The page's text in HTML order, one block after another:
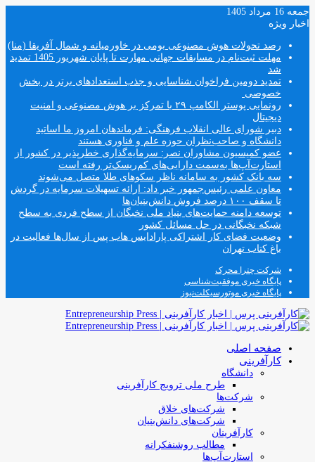
جمعه 16 مرداد 1405
اخبار ویژه
رصد تحولات هوش مصنوعی بومی در خاورمیانه و شمال آفریقا (منا)
مهلت ثبت‌نام در مسابقات جهانی مهارت تا پایان شهریور 1405 تمدید
شد
تمدید دومین فراخوان شناسایی و جذب استعدادهای برتر در بخش
خصوصی
رونمایی پوستر الکامپ ۲۹ با تمرکز بر هوش مصنوعی و امنیت
دیجیتال
دبیر شورای عالی انقلاب فرهنگی: فرماندهان امروز ما اساتید
دانشگاه و صاحب‌نظران حوزه علم و فناوری هستند
عضو کمیسیون مشاوران نصر: سرمایه‌گذاری خطرپذیر در کشور از
استارت‌آپ‌ها به‌سمت دارایی‌های کم‌ریسک‌تر رفته است
سه بانک کشور به سامانه ناظر سکوهای طلا متصل می‌شوند
معاون علمی رئیس‌جمهور خبر داد: ارائه تسهیلات سرمایه در گردش
تا سقف ۱۰۰ درصد فروش دانش‌بنیان‌ها
توسعه دامنه حمایت‌های بنیاد ملی نخبگان از سطح فردی به سطح
شبکه نخبگانی در حل مسائل کشور
وضعیت فضای کار اشتراکی پارادایس هاب پس از سال‌ها فعالیت در
باغ کتاب تهران
شرکت چترا محرک
پایگاه خبری موفقیت‌شناسی
پایگاه خبری موتورسیکلت‌نیوز
صفحه اصلی
کارآفرینی
دانشگاه
طرح ملی ترویج کارآفرینی
شرکت‌ها
شرکت‌های خلاق
شرکت‌های دانش‌بنیان
کارآفرینان
مطالب روشنفکرانه
استارت‌آپ‌ها